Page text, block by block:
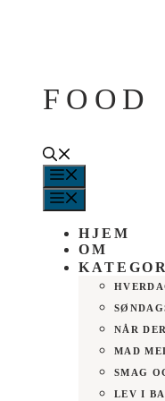
FOOD
HJEM
OM
NÅR
MAD
SMAG
LEV I